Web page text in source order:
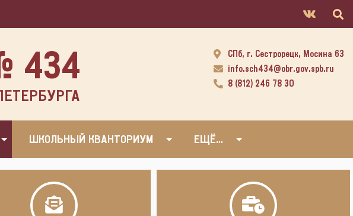
434
СПб, г. Сестрорецк, Мосина 63
info.sch434@obr.gov.spb.ru
8 (812) 246 78 30
ШКОЛЬНЫЙ КВАНТОРИУМ ЕЩЁ…